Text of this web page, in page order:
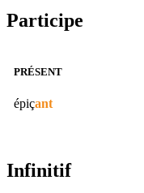
Participe
PRÉSENT
épiçant
Infinitif